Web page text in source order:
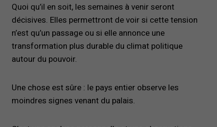
Quoi qu’il en soit, les semaines à venir seront
décisives. Elles permettront de voir si cette tension
n’est qu’un passage ou si elle annonce une
transformation plus durable du climat politique
autour du pouvoir.
Une chose est sûre : le pays entier observe les
moindres signes venant du palais.